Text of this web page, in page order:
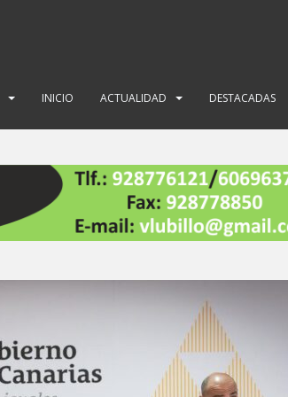
INICIO ACTUALIDAD DESTACADAS